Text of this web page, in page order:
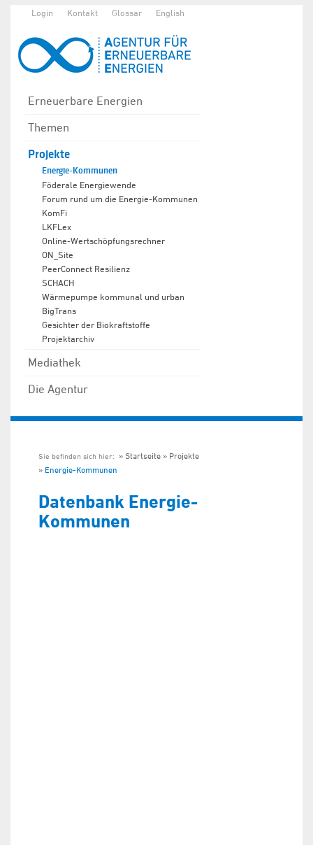
Login Kontakt Glossar English
Erneuerbare Energien
Themen
Projekte
Energie-Kommunen
Föderale Energiewende
Forum rund um die Energie-Kommunen
KomFi
LKFLex
Online-Wertschöpfungsrechner
ON_Site
PeerConnect Resilienz
SCHACH
Wärmepumpe kommunal und urban
BigTrans
Gesichter der Biokraftstoffe
Projektarchiv
Mediathek
Die Agentur
Sie befinden sich hier: Startseite
Projekte
Energie-Kommunen
Datenbank Energie-
Kommunen